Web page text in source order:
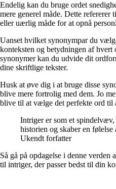
Endelig kan du bruge ordet
mere generel måde. Dette refererer
eller uærlig måde for at opnå
Uanset hvilket synonympar du
konteksten og betydningen af
synonymer kan du udvide dit
dine skriftlige tekster.
Husk at øve dig i at bruge disse
blive mere fortrolig med dem. Jo
blive til at vælge det perfekte ord til
Intriger er som et
historien og skaber en
Ukendt forfatter
Så gå på opdagelse i denne
til intriger, der passer bedst til din